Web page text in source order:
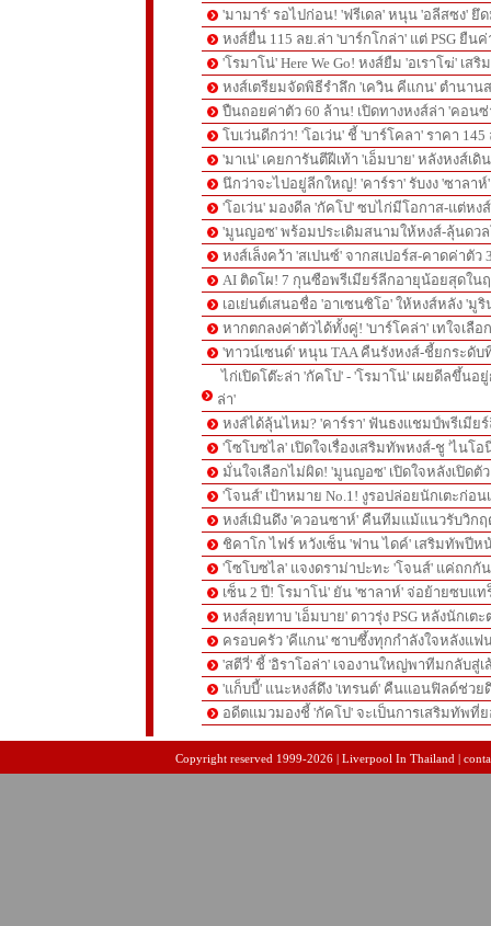
'มามาร์' รอไปก่อน! 'ฟรีเดล' หนุน 'อลีสซง' ยึ
หงส์ยื่น 115 ลย.ล่า 'บาร์กโกล่า' แต่ PSG ยืนค่
'โรมาโน่' Here We Go! หงส์ยืม 'อเราโฆ่' เสริ
หงส์เตรียมจัดพิธีรำลึก 'เควิน คีแกน' ตำนาน
ปืนถอยค่าตัว 60 ล้าน! เปิดทางหงส์ล่า 'คอนซ่
โบเว่นดีกว่า! 'โอเว่น' ชี้ 'บาร์โคลา' ราคา
'มาเน่' เคยการันตีฝีเท้า 'เอ็มบาย' หลังหงส์เดิ
นึกว่าจะไปอยู่ลีกใหญ่! 'คาร์รา' รับงง 'ซาลา
'โอเว่น' มองดีล 'กัคโป' ซบไก่มีโอกาส-แต่ห
'มูนญอซ' พร้อมประเดิมสนามให้หงส์-ลุ้นดว
หงส์เล็งคว้า 'สเปนซ์' จากสเปอร์ส-คาดค่าตัว
AI ติดโผ! 7 กุนซือพรีเมียร์ลีกอายุน้อยสุดใน
เอเย่นต์เสนอชื่อ 'อาเซนซิโอ' ให้หงส์หลัง 'มู
หากตกลงค่าตัวได้ทั้งคู่! 'บาร์โคล่า' เทใจเลือ
'ทาวน์เซนด์' หนุน TAA คืนรังหงส์-ชี้ยกระดั
ไก่เปิดโต๊ะล่า 'กัคโป' - 'โรมาโน่' เผยดีลขึ้นอ
ล่า'
หงส์ได้ลุ้นไหม? 'คาร์รา' ฟันธงแชมป์พรีเมีย
'โซโบซไล' เปิดใจเรื่องเสริมทัพหงส์-ชู 'ไนโ
มั่นใจเลือกไม่ผิด! 'มูนญอซ' เปิดใจหลังเปิดตั
'โจนส์' เป้าหมาย No.1! งูรอปล่อยนักเตะก่อ
หงส์เมินดึง 'ควอนซาห์' คืนทีมแม้แนวรับวิก
ชิคาโก ไฟร์ หวังเซ็น 'ฟาน ไดค์' เสริมทัพปีห
'โซโบซไล' แจงดราม่าปะทะ 'โจนส์' แค่ถกกั
เซ็น 2 ปี! โรมาโน่' ยัน 'ซาลาห์' จ่อย้ายซบแ
หงส์ลุยทาบ 'เอ็มบาย' ดาวรุ่ง PSG หลังนักเต
ครอบครัว 'คีแกน' ซาบซึ้งทุกกำลังใจหลังแฟ
'สตีวี่' ชี้ 'อิราโอล่า' เจองานใหญ่พาทีมกลับสู่
'แก็บบี้' แนะหงส์ดึง 'เทรนต์' คืนแอนฟิลด์ช่วย
อดีตแมวมองชี้ 'กัคโป' จะเป็นการเสริมทัพที่
Copyright reserved 1999-2026 | Liverpool In Thailand |